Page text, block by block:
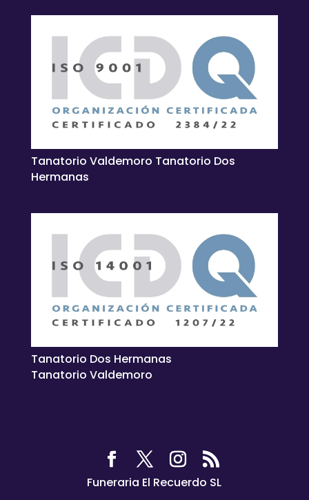
Tanatorio Valdemoro Tanatorio Dos
Hermanas
Tanatorio Dos Hermanas
Tanatorio Valdemoro
Funeraria El Recuerdo SL